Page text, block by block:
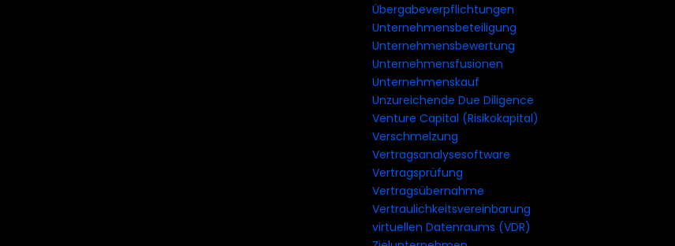
Übergabeverpflichtungen
Unternehmensbeteiligung
Unternehmensbewertung
Unternehmensfusionen
Unternehmenskauf
Unzureichende Due Diligence
Venture Capital (Risikokapital)
Verschmelzung
Vertragsanalysesoftware
Vertragsprüfung
Vertragsübernahme
Vertraulichkeitsvereinbarung
virtuellen Datenraums (VDR)